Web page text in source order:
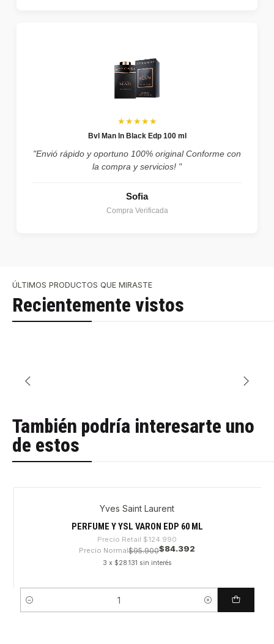
★★★★★
Bvl Man In Black Edp 100 ml
"Envió rápido y oportuno 100% original Conforme con
la compra y servicios! "
Sofia
Compra Verificada
ÚLTIMOS PRODUCTOS QUE MIRASTE
Recientemente vistos
También podría interesarte uno
de estos
Yves Saint Laurent
PERFUME Y YSL VARON EDP 60 ML
Precio Retail $124.990
Precio Normal$95.900$84.392
3 x $28.131 sin interés
Cantidad